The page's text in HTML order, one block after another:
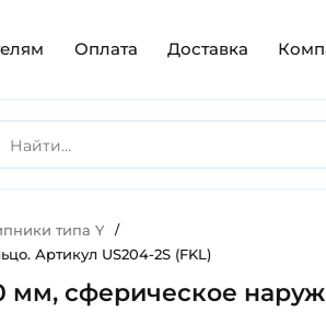
Оплата Доставка
типа Y /
Артикул US204-2S (FKL)
сферическое